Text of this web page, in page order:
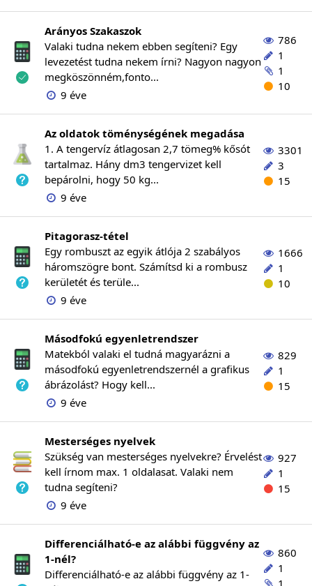
Arányos Szakaszok
Valaki tudna nekem ebben segíteni? Egy
levezetést tudna nekem írni? Nagyon nagyon
megköszönném,fonto...
9 éve
786
1
1
10
Az oldatok töménységének megadása
1. A tengervíz átlagosan 2,7 tömeg% kősót
tartalmaz. Hány dm3 tengervizet kell
bepárolni, hogy 50 kg...
9 éve
3301
3
15
Pitagorasz-tétel
Egy rombuszt az egyik átlója 2 szabályos
háromszögre bont. Számítsd ki a rombusz
kerületét és terüle...
9 éve
1666
1
10
Másodfokú egyenletrendszer
Matekból valaki el tudná magyarázni a
másodfokú egyenletrendszernél a grafikus
ábrázolást? Hogy kell...
9 éve
829
1
15
Mesterséges nyelvek
Szükség van mesterséges nyelvekre? Érvelést
kell írnom max. 1 oldalasat. Valaki nem
tudna segíteni?
9 éve
927
1
15
Differenciálható-e az alábbi függvény az
1-nél?
Differenciálható-e az alábbi függvény az 1-
860
1
1